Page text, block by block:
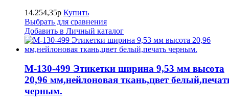
14.254,35р Купить
Выбрать для сравнения
Добавить в Личный каталог
M-130-499 Этикетки ширина 9,53 мм высота
20,96 мм,нейлоновая ткань,цвет
черным.